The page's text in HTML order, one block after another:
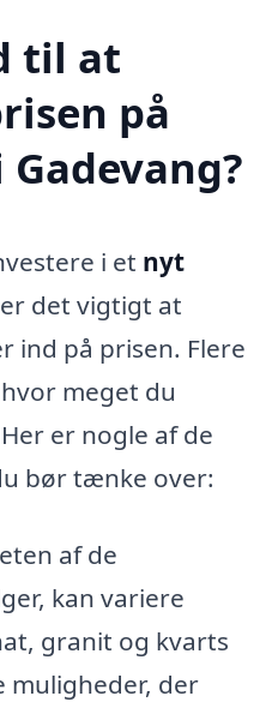
til at
på
i et nyt
det vigtigt at
ind på prisen. Flere
meget du
er nogle af de
bør tænke over:
af de
kan variere
granit og kvarts
muligheder, der